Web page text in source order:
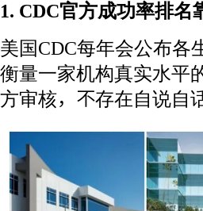
1. CDC官方成功率排名
美国CDC每年会公布各
衡量一家机构真实水平
方审核，不存在自说自